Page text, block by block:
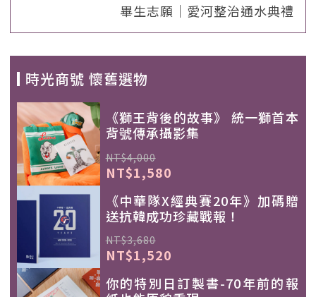
畢生志願｜愛河整治通水典禮
時光商號 懷舊選物
《獅王背後的故事》 統一獅首本
背號傳承攝影集
NT$4,000
NT$1,580
《中華隊X經典賽20年》加碼贈
送抗韓成功珍藏戰報！
NT$3,680
NT$1,520
你的特別日訂製書-70年前的報